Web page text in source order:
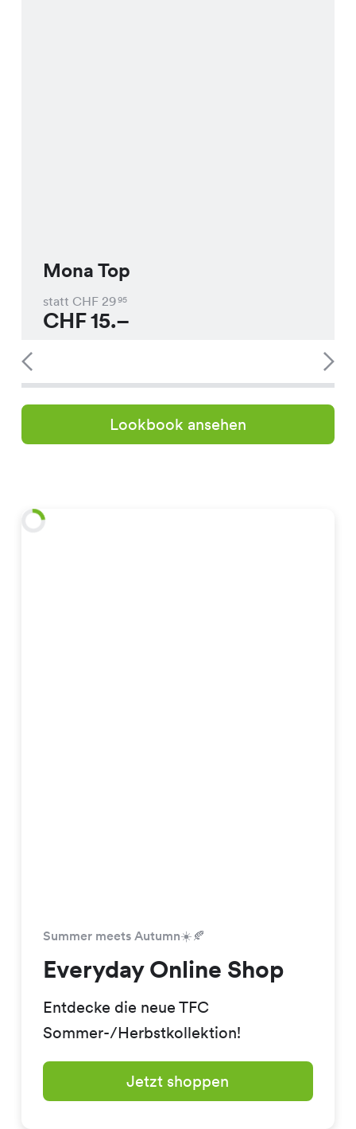
Mona Top
statt CHF 2995
CHF15.–
Lookbook ansehen
Summer meets Autumn☀️🍂
Everyday Online Shop
Entdecke die neue TFC
Sommer-/Herbstkollektion!
Jetzt shoppen